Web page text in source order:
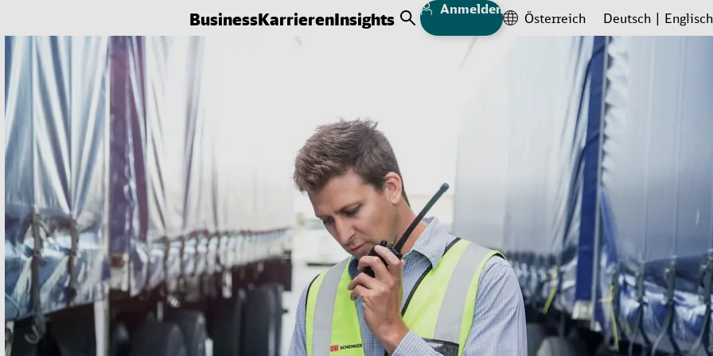
BusinessKarrierenInsights Open Search
Anmelden
Österreich Deutsch Englisch